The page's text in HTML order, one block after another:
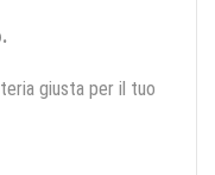
giusta per il tuo